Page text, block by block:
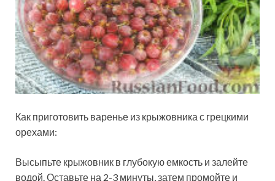
Как приготовить варенье из крыжовника с грецкими
орехами:
Высыпьте крыжовник в глубокую емкость и залейте
водой. Оставьте на 2-3 минуты, затем промойте и